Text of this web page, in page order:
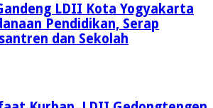
LDII Kota Yogyakarta
Pendidikan, Serap
dan Sekolah